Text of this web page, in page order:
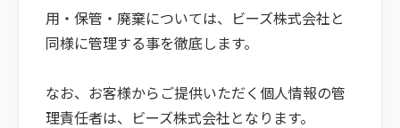
用・保管・廃棄については、ビーズ株式会社と
同様に管理する事を徹底します。
なお、お客様からご提供いただく個人情報の管
理責任者は、ビーズ株式会社となります。